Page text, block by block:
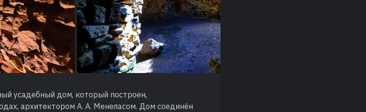
усадебный дом, который построен,
архитектором А. А. Менеласом. Дом соединён